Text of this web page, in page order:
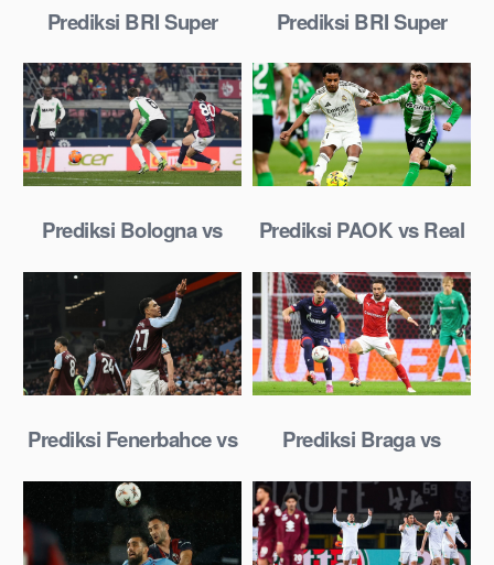
Prediksi BRI Super
Borneo FC 23 Januari
2025
Prediksi BRI Super
Madura United 23
Januari 2025
Prediksi Bologna vs
Prediksi PAOK vs Real
Prediksi Fenerbahce vs
2026
Prediksi Braga vs
2026